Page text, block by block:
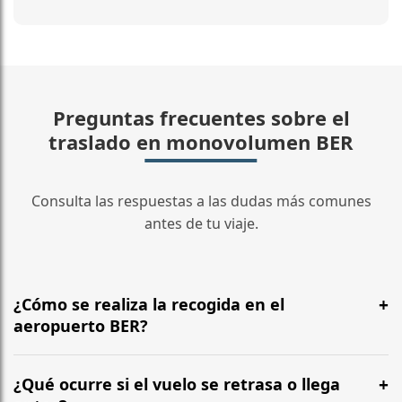
Preguntas frecuentes sobre el
traslado en monovolumen BER
Consulta las respuestas a las dudas más comunes
antes de tu viaje.
¿Cómo se realiza la recogida en el
aeropuerto BER?
El conductor te espera en la zona de llegadas con un
cartel con tu nombre. Monitoreamos el vuelo y
¿Qué ocurre si el vuelo se retrasa o llega